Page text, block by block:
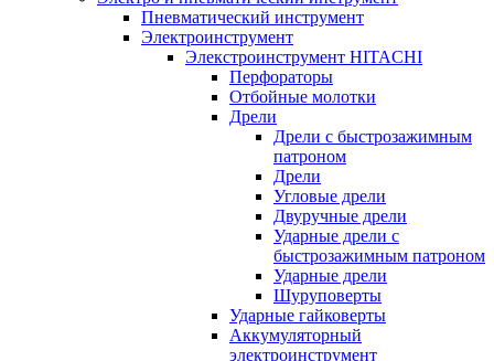
Пневматический инструмент
Электроинструмент
Элекстроинструмент HITACHI
Перфораторы
Отбойные молотки
Дрели
Дрели с быстрозажимным
патроном
Дрели
Угловые дрели
Двуручные дрели
Ударные дрели с
быстрозажимным патроном
Ударные дрели
Шуруповерты
Ударные гайковерты
Аккумуляторный
электроинструмент